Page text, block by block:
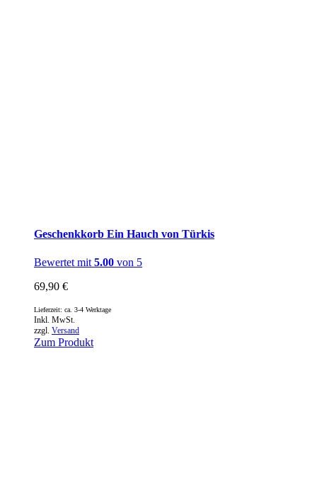
Geschenkkorb Ein Hauch von Türkis
Bewertet mit 5.00 von 5
69,90 €
Inkl. MwSt.
zzgl. Versand
Lieferzeit: ca. 3-4 Werktage
Zum Produkt